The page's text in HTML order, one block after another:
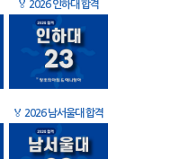
🏅 2026 인하대 합격
🏅 2026 남서울대 합격